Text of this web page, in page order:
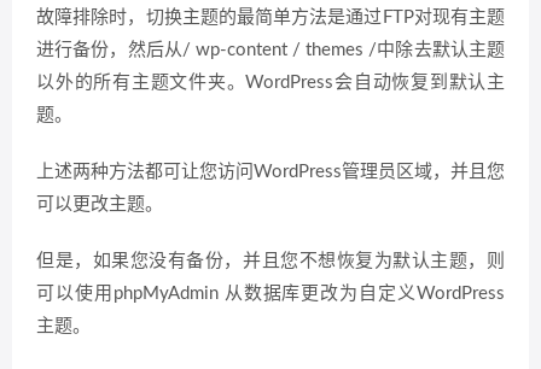
故障排除时，切换主题的最简单方法是通过FTP对现有主题
进行备份，然后从/ wp-content / themes /中除去默认主题
以外的所有主题文件夹。WordPress会自动恢复到默认主
题。
上述两种方法都可让您访问WordPress管理员区域，并且您
可以更改主题。
但是，如果您没有备份，并且您不想恢复为默认主题，则
可以使用phpMyAdmin 从数据库更改为自定义WordPress
主题。